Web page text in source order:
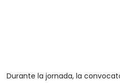
Durante la jornada, la